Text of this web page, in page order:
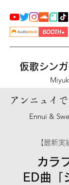
仮歌シン
アンニュイ
Ennui &
【最新
カラ
ED曲「